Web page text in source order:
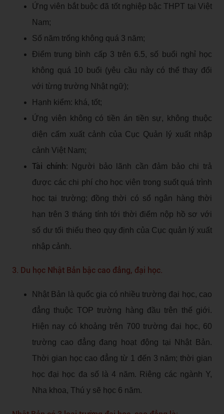
Ứng viên bắt buộc đã tốt nghiệp bậc THPT tại Việt
Nam;
Số năm trống không quá 3 năm;
Điểm trung bình cấp 3 trên 6.5, số buổi nghỉ học
không quá 10 buổi (yêu cầu này có thể thay đổi
với từng trường Nhật ngữ);
Hạnh kiểm: khá, tốt;
Ứng viên không có tiền án tiền sự, không thuộc
diện cấm xuất cảnh của Cục Quản lý xuất nhập
cảnh Việt Nam;
Tài chính: Người bảo lãnh cần đảm bảo chi trả
được các chi phí cho học viên trong suốt quá trình
học tại trường; đồng thời có sổ ngân hàng thời
hạn trên 3 tháng tính tới thời điểm nộp hồ sơ với
số dư tối thiểu theo quy định của Cục quản lý xuất
nhập cảnh.
3. Du học Nhật Bản bậc cao đẳng, đại học.
Nhật Bản là quốc gia có nhiều trường đại học, cao
đẳng thuộc TOP trường hàng đầu trên thế giới.
Hiện nay có khoảng trên 700 trường đại học, 60
trường cao đẳng đang hoạt động tại Nhật Bản.
Thời gian học cao đẳng từ 1 đến 3 năm; thời gian
học đại học đa số là 4 năm. Riêng các ngành Y,
Nha khoa, Thú y sẽ học 6 năm.